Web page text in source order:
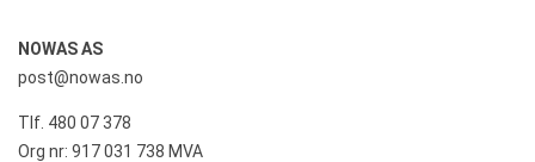
NOWAS AS
post@nowas.no
Tlf. 480 07 378
Org nr: 917 031 738 MVA